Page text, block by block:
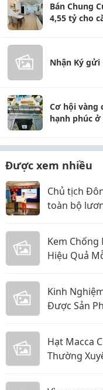
Bán Chung
4,55 tỷ cho
Nhận Ký gửi
Cơ hội vàng
hạnh phúc ở
Được xem nhiều
Chủ tịch
toàn bộ
Kem Chống
Hiệu Quả
Kinh
Được Sản
Hạt Macca
Thường